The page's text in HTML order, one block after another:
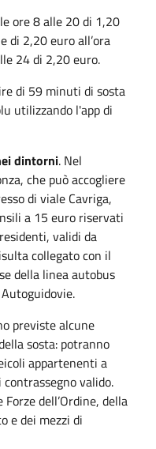
ore 8 alle 20 di 1,20
di 2,20 euro all’ora
24 di 2,20 euro.
di 59 minuti di sosta
utilizzando l'app di
dintorni. Nel
che può accogliere
di viale Cavriga,
a 15 euro riservati
validi da
collegato con il
della linea autobus
previste alcune
sosta: potranno
appartenenti a
valido.
dell’Ordine, della
e dei mezzi di